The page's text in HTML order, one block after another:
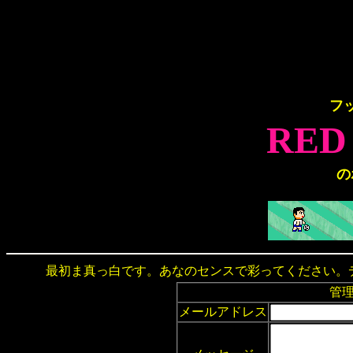
フ
最初ま真っ白です。あなのセンスで彩ってください
管
メールアドレス